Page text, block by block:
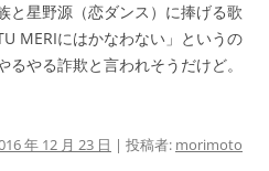
と星野源（恋ダンス）に捧げる歌
MERIにはかなわない」というの
るやる詐欺と言われそうだけど。
年 12 月 23 日 | 投稿者: morimoto